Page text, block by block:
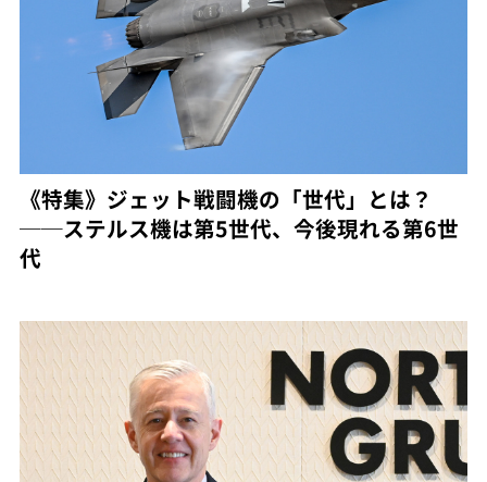
《特集》ジェット戦闘機の「世代」とは？
──ステルス機は第5世代、今後現れる第6世
代